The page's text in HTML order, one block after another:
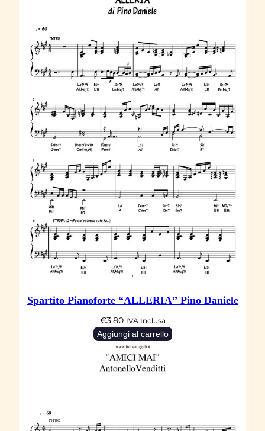
Spartito Pianoforte “ALLERIA” Pino Daniele
€3,80 IVA Inclusa
Aggiungi al carrello